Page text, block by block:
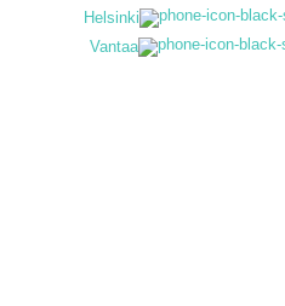
Helsinki
Vantaa